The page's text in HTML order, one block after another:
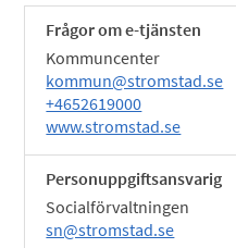
Frågor om e-tjänsten
Kommuncenter
kommun@stromstad.se
+4652619000
www.stromstad.se
Personuppgiftsansvarig
Socialförvaltningen
sn@stromstad.se